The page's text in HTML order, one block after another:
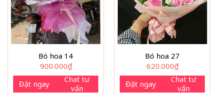
Bó hoa 14
900.000₫
Đặt ngay
Chat tư
vấn
Bó hoa 27
620.000₫
Đặt ngay
Chat tư
vấn